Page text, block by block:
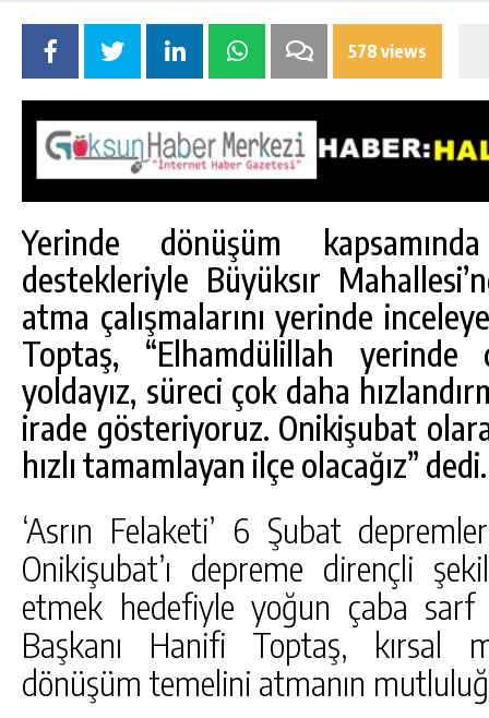
578 views
Yerinde dönüşüm
destekleriyle Büyüksır
atma çalışmalarını yerinde
Toptaş, “Elhamdülillah
yoldayız, süreci çok daha
irade gösteriyoruz. Onikişubat
hızlı tamamlayan ilçe olacağız” dedi.
‘Asrın Felaketi’ 6 Şubat
Onikişubat’ı depreme dirençli
etmek hedefiyle yoğun çaba sarf
Başkanı Hanifi Toptaş, kırsal
dönüşüm temelini atmanın
GÜNLÜK HABER AKIŞI
GÖKSUN HAFIZLIK KIZ KUR’AN KURSU
ÖĞRENCILERINE DARENDE GEZISI.